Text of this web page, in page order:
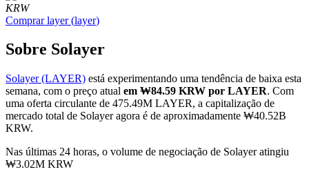
Futuros COIN-M
Futuros de criptomoeda
TradFi
KRW
Comprar layer(layer)
Sobre Solayer
Solayer (LAYER) está experimentando uma tendência de baixa esta
semana, com o preço atual em ₩84.59 KRW por LAYER. Com
uma oferta circulante de 475.49M LAYER, a capitalização de
mercado total de Solayer agora é de aproximadamente ₩40.52B
KRW.
Nas últimas 24 horas, o volume de negociação de Solayer atingiu
₩3.02M KRW